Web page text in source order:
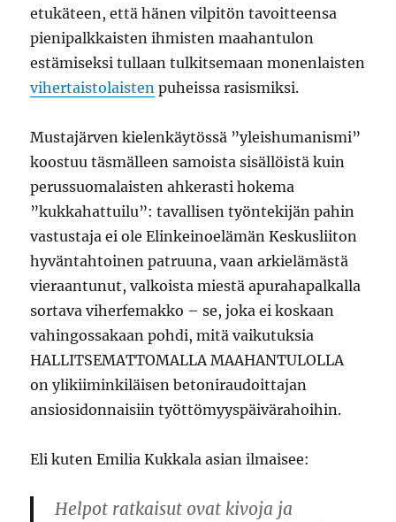
etukäteen, että hänen vilpitön tavoitteensa
pienipalkkaisten ihmisten maahantulon
estämiseksi tullaan tulkitsemaan monenlaisten
vihertaistolaisten puheissa rasismiksi.
Mustajärven kielenkäytössä ”yleishumanismi”
koostuu täsmälleen samoista sisällöistä kuin
perussuomalaisten ahkerasti hokema
”kukkahattuilu”: tavallisen työntekijän pahin
vastustaja ei ole Elinkeinoelämän Keskusliiton
hyväntahtoinen patruuna, vaan arkielämästä
vieraantunut, valkoista miestä apurahapalkalla
sortava viherfemakko – se, joka ei koskaan
vahingossakaan pohdi, mitä vaikutuksia
HALLITSEMATTOMALLA MAAHANTULOLLA
on ylikiiminkiläisen betoniraudoittajan
ansiosidonnaisiin työttömyyspäivärahoihin.
Eli kuten Emilia Kukkala asian ilmaisee:
Helpot ratkaisut ovat kivoja ja